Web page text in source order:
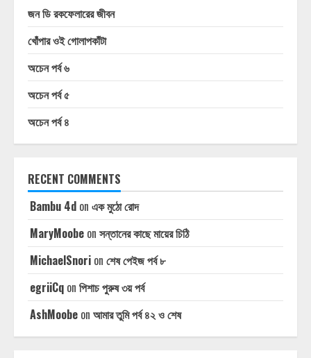
জন ডি রকফেলারের জীবন
খোঁপার ওই গোলাপকাঁটা
অচেন পর্ব ৬
অচেন পর্ব ৫
অচেন পর্ব ৪
RECENT COMMENTS
Bambu 4d on এক মুঠো রোদ
MaryMoobe on সন্তানের কাছে মায়ের চিঠি
MichaelSnori on শেষ পেইজ পর্ব ৮
egriiCq on পিশাচ পুরুষ ৩য় পর্ব
AshMoobe on আমার তুমি পর্ব ৪২ ও শেষ